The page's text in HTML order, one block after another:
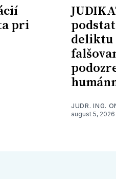
pri
deliktu
JUDR. ING.
august 5, 2026